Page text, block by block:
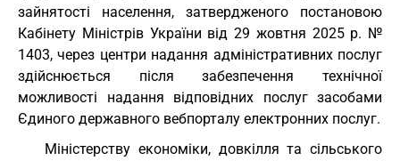
зайнятості населення, затвердженого постановою
Кабінету Міністрів України від 29 жовтня 2025 р. №
1403, через центри надання адміністративних послуг
здійснюється після забезпечення технічної
можливості надання відповідних послуг засобами
Єдиного державного вебпорталу електронних послуг.
Міністерству економіки, довкілля та сільського